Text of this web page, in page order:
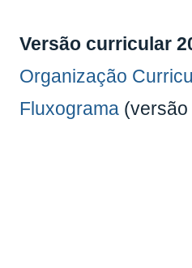
Versão curricular
Organização
Fluxograma